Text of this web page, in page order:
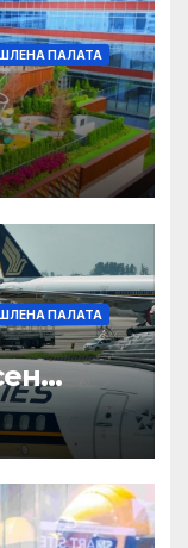
ПАЛАТА
ПАЛАТА
на